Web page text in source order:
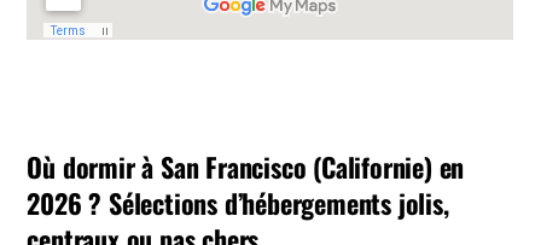
Où dormir à San Francisco (Californie) en
2026 ? Sélections d’hébergements jolis,